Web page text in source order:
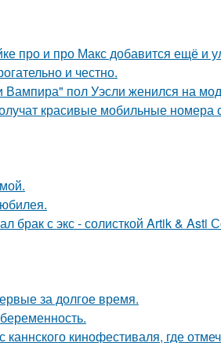
про и про Макс добавится ещё и
и честно.
пол Уэсли женился на
красивые мобильные номера
брак с экс - солисткой Artik & Asti
за долгое время.
кинофестиваля, где